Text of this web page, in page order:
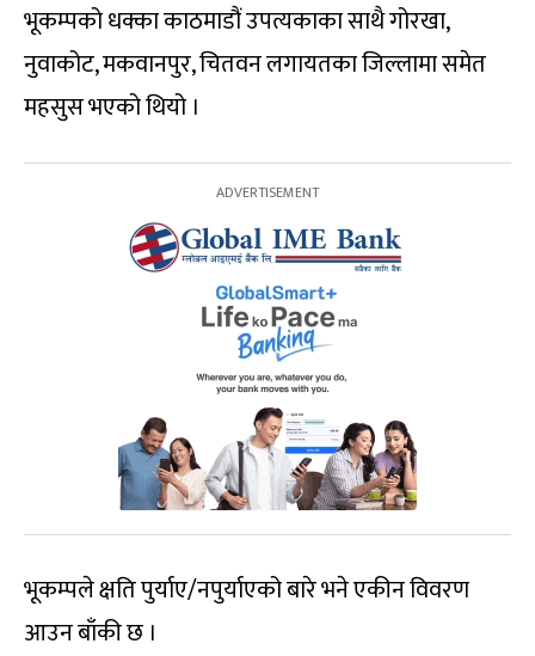
भूकम्पको धक्का काठमाडौं उपत्यकाका साथै गोरखा,
नुवाकोट, मकवानपुर, चितवन लगायतका जिल्लामा समेत
महसुस भएको थियो ।
भूकम्पले क्षति पुर्याए/नपुर्याएको बारे भने एकीन विवरण
आउन बाँकी छ ।